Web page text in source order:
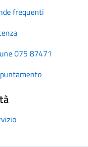
frequenti
075 87471